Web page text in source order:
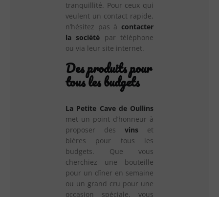
tranquillité. Pour ceux qui
veulent un contact rapide,
n’hésitez pas à contacter
la société par téléphone
ou via leur site internet.
Des produits pour
tous les budgets
La Petite Cave de Oullins
met un point d’honneur à
proposer des vins et
bières pour tous les
budgets. Que vous
cherchiez une bouteille
pour un dîner en semaine
ou un grand cru pour une
occasion spéciale, vous